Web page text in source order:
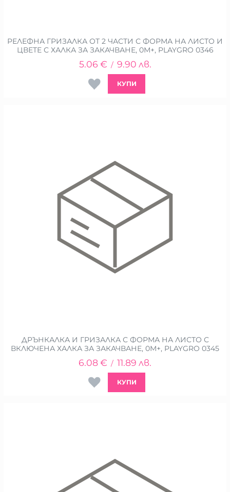
РЕЛЕФНА ГРИЗАЛКА ОТ 2 ЧАСТИ С ФОРМА НА ЛИСТО И
ЦВЕТЕ С ХАЛКА ЗА ЗАКАЧВАНЕ, 0М+, PLAYGRO 0346
5.06 € / 9.90 лв.
КУПИ
ДРЪНКАЛКА И ГРИЗАЛКА С ФОРМА НА ЛИСТО С
ВКЛЮЧЕНА ХАЛКА ЗА ЗАКАЧВАНЕ, 0М+, PLAYGRO 0345
6.08€ / 11.89 лв.
КУПИ